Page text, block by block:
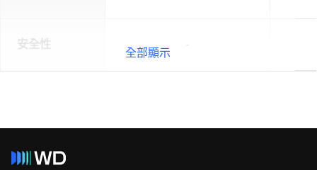
安全性 -
全部顯示